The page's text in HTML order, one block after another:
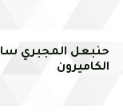
حنبعل المجبري
الكاميرون